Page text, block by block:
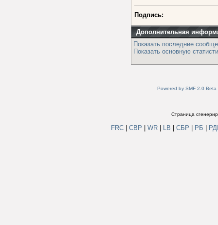
Подпись:
Дополнительная
Показать последние
Показать основную
Powered by SMF 2.0 Beta
Страница
FRC СВР WR LB СБР РБ